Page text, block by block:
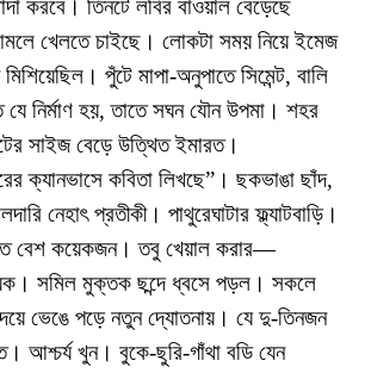
করবে। তিনটে লবির বাওয়াল বেড়েছে
খেলতে চাইছে। লোকটা সময় নিয়ে ইমেজ
পুঁটে মাপা-অনুপাতে সিমেন্ট, বালি
নির্মাণ হয়, তাতে সঘন যৌন উপমা। শহর
সাইজ বেড়ে উত্থিত ইমারত।
ক্যানভাসে কবিতা লিখছে”। ছকভাঙা ছাঁদ,
নেহাৎ প্রতীকী। পাথুরেঘাটার ফ্ল্যাটবাড়ি।
বেশ কয়েকজন। তবু খেয়াল করার—
সমিল মুক্তক ছন্দে ধ্বসে পড়ল। সকলে
ভেঙে পড়ে নতুন দ্যোতনায়। যে দু-তিনজন
আশ্চর্য খুন। বুকে-ছুরি-গাঁথা বডি যেন